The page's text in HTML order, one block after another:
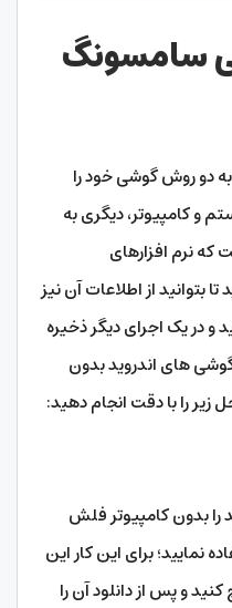
سامسونگ
دو روش گوشی خود را
و کامپیوتر، دیگری به
که نرم افزارهای
بتوانید از اطلاعات آن نیز
و در یک اجرای دیگر ذخیره
های اندروید بدون
زیر را با دقت انجام دهید:
را بدون کامپیوتر فلش
نمایید؛ برای این کار این
و پس از دانلود آن را